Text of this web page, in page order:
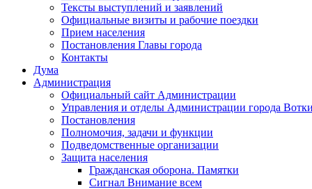
Тексты выступлений и заявлений
Официальные визиты и рабочие поездки
Прием населения
Постановления Главы города
Контакты
Дума
Администрация
Официальный сайт Администрации
Управления и отделы Администрации города
Постановления
Полномочия, задачи и функции
Подведомственные организации
Защита населения
Гражданская оборона. Памятки
Сигнал Внимание всем